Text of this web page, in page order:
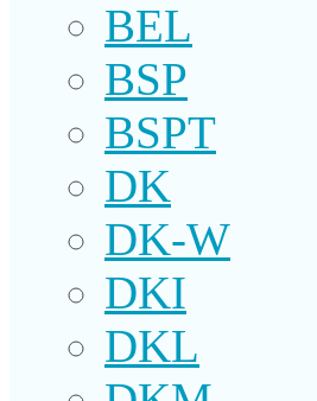
BEL
BSP
BSPT
DK
DK-W
DKI
DKL